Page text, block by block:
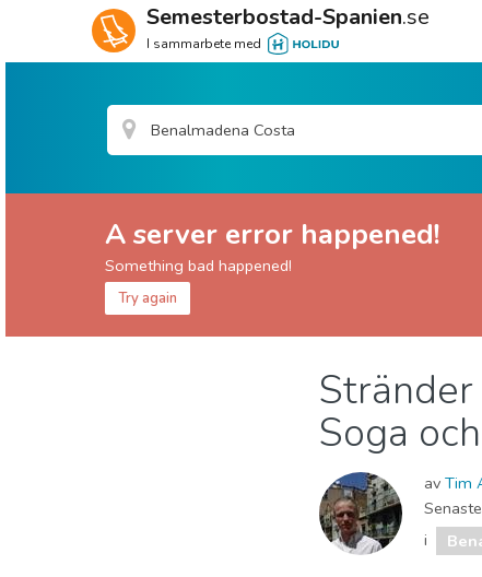
Semesterbostad-Spanien.se
I sammarbete med
A server error happened!
Something bad happened!
Try again
Soga
av Tim
i